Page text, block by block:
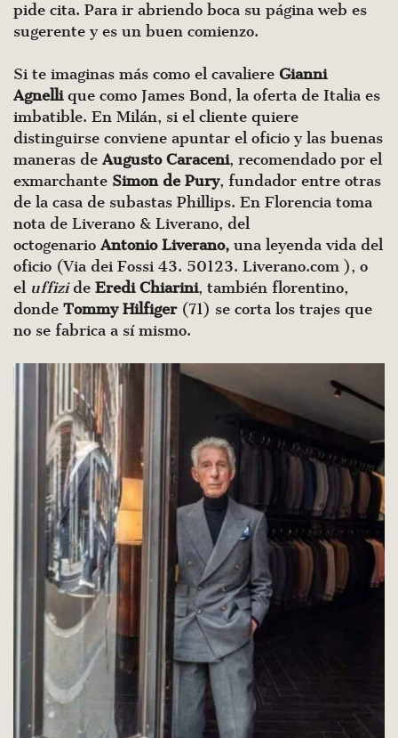
pide cita. Para ir abriendo boca su página web es
sugerente y es un buen comienzo.
Si te imaginas más como el cavaliere Gianni
Agnellique como James Bond, la oferta de Italia es
imbatible. En Milán, si el cliente quiere
distinguirse conviene apuntar el oficio y las buenas
maneras de Augusto Caraceni, recomendado por el
exmarchante Simon de Pury, fundador entre otras
de la casa de subastas Phillips. En Florencia toma
nota de Liverano & Liverano, del
octogenario Antonio Liverano, una leyenda vida del
oficio (Via dei Fossi 43. 50123. Liverano.com ), o
el uffizide Eredi Chiarini, también florentino,
donde Tommy Hilfiger(71) se corta los trajes que
no se fabrica a sí mismo.